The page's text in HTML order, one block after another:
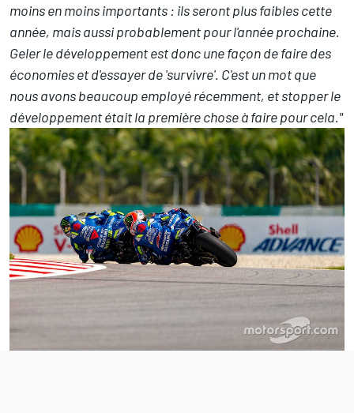
moins en moins importants : ils seront plus faibles cette
année, mais aussi probablement pour l'année prochaine.
Geler le développement est donc une façon de faire des
économies et d'essayer de 'survivre'. C'est un mot que
nous avons beaucoup employé récemment, et stopper le
développement était la première chose à faire pour cela."